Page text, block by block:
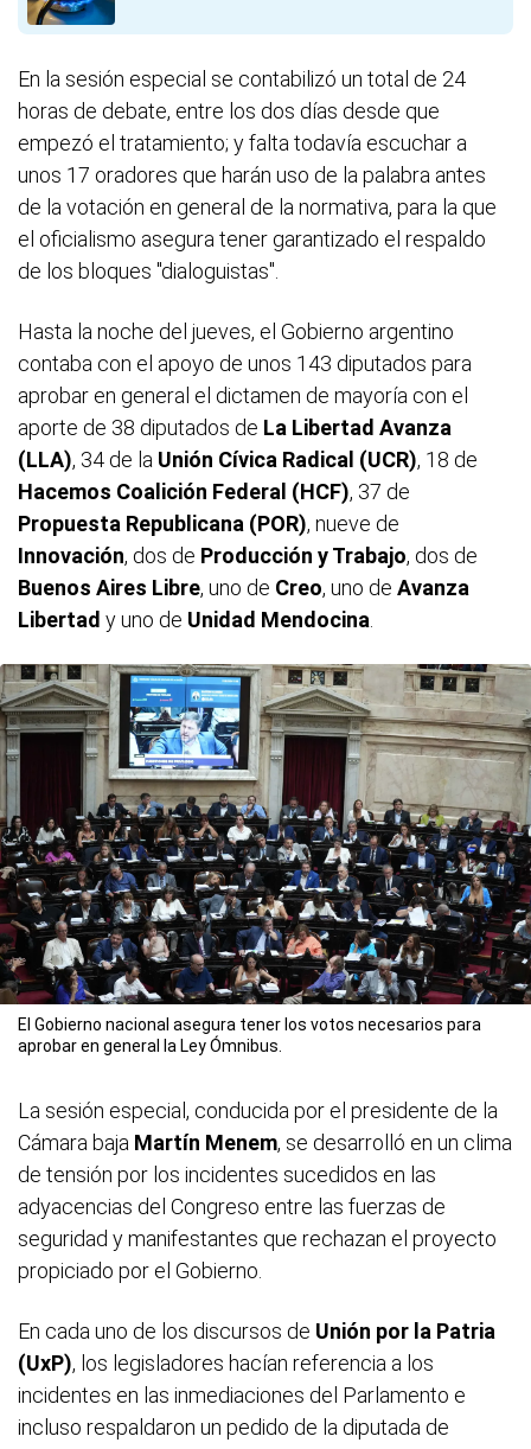
En la sesión especial se contabilizó un total de 24
horas de debate, entre los dos días desde que
empezó el tratamiento; y falta todavía escuchar a
unos 17 oradores que harán uso de la palabra antes
de la votación en general de la normativa, para la que
el oficialismo asegura tener garantizado el respaldo
de los bloques "dialoguistas".
Hasta la noche del jueves, el Gobierno argentino
contaba con el apoyo de unos 143 diputados para
aprobar en general el dictamen de mayoría con el
aporte de 38 diputados de La Libertad Avanza
(LLA), 34 de la Unión Cívica Radical (UCR), 18 de
Hacemos Coalición Federal (HCF), 37 de
Propuesta Republicana (POR), nueve de
Innovación, dos de Producción y Trabajo, dos de
Buenos Aires Libre, uno de Creo, uno de Avanza
Libertad y uno de Unidad Mendocina
El Gobierno nacional asegura tener los votos necesarios para
aprobar en general la Ley Ómnibus.
La sesión especial, conducida por el presidente de la
Cámara baja Martín Menem, se desarrolló en un clima
de tensión por los incidentes sucedidos en las
adyacencias del Congreso entre las fuerzas de
seguridad y manifestantes que rechazan el proyecto
propiciado por el Gobierno.
En cada uno de los discursos de Unión por la Patria
(UxP), los legisladores hacían referencia a los
incidentes en las inmediaciones del Parlamento e
incluso respaldaron un pedido de la diputada de